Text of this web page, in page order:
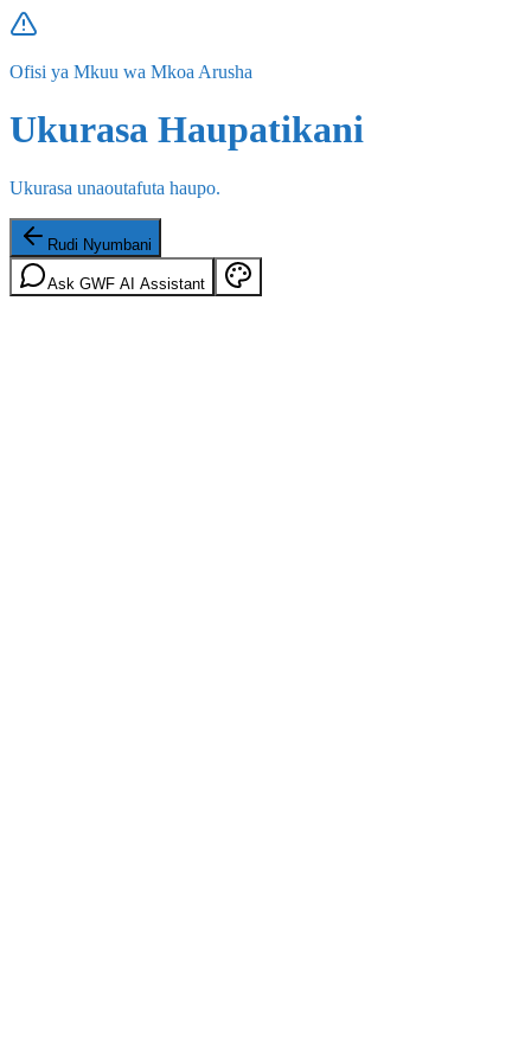
Ofisi ya Mkuu wa Mkoa Arusha
Ukurasa Haupatikani
Ukurasa unaoutafuta haupo.
Rudi Nyumbani
Ask GWF AI Assistant